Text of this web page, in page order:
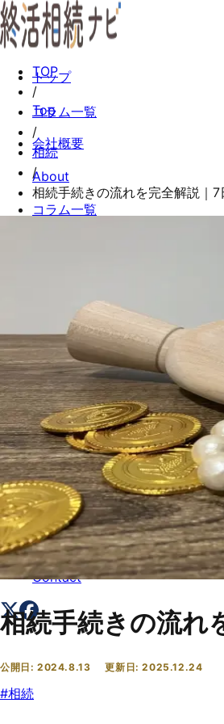
トップ
Top
会社概要
About
コラム一覧
Contact
トップ
Top
会社概要
About
コラム一覧
Columns
お問い合わせ
Contact
TOP
/
コラム一覧
/
相続
/
相続手続きの流れを完全解説｜
相続手続きの流れ
公開日:2024.8.13 更新日:2025.12.24
#相続